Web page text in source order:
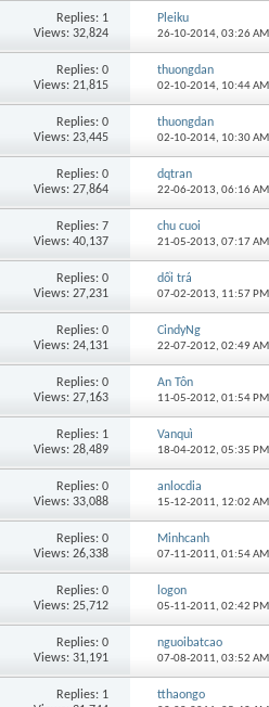
Replies: 1
Views: 32,824
Pleiku
26-10-2014, 03:26 AM
Replies: 0
Views: 21,815
thuongdan
02-10-2014, 10:44 AM
Replies: 0
Views: 23,445
thuongdan
02-10-2014, 10:30 AM
Replies: 0
Views: 27,864
dqtran
22-06-2013, 06:16 AM
Replies: 7
Views: 40,137
chu cuoi
21-05-2013, 07:17 AM
Replies: 0
Views: 27,231
dối trá
07-02-2013, 11:57 PM
Replies: 0
Views: 24,131
CindyNg
22-07-2012, 02:49 AM
Replies: 0
Views: 27,163
An Tôn
11-05-2012, 01:54 PM
Replies: 1
Views: 28,489
Vanquì
18-04-2012, 05:35 PM
Replies: 0
Views: 33,088
anlocdia
15-12-2011, 12:02 AM
Replies: 0
Views: 26,338
Minhcanh
07-11-2011, 01:54 AM
Replies: 0
Views: 25,712
logon
05-11-2011, 02:42 PM
Replies: 0
Views: 31,191
nguoibatcao
07-08-2011, 03:52 AM
Replies: 1
tthaongo